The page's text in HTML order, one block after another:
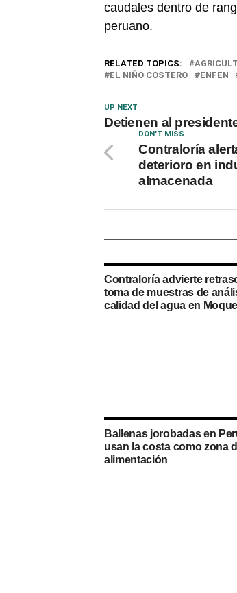
caudales dentro de
peruano.
RELATED TOPICS:
EL NIÑO COSTERO
ENFEN
UP NEXT
Detienen al
DON'T MISS
Contraloría
deterioro en
almacenada
Contraloría advierte
toma de muestras de
calidad del agua en
Ballenas jorobadas en
usan la costa como zona
alimentación